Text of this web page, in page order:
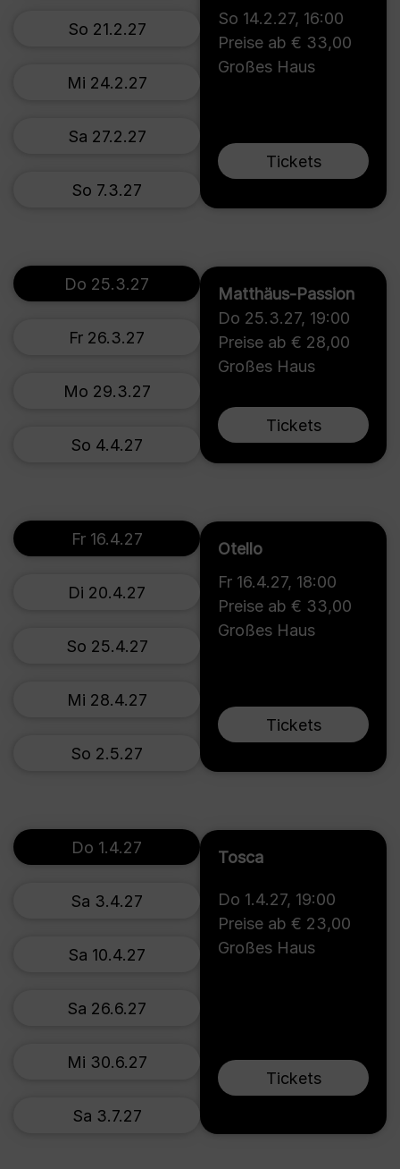
So 14.2.27, 16:00
Preise ab € 33,00
Großes Haus
Tickets
So 21.2.27
Mi 24.2.27
Sa 27.2.27
So 7.3.27
Matthäus-Passion
Do 25.3.27, 19:00
Preise ab € 28,00
Großes Haus
Tickets
Do 25.3.27
Fr 26.3.27
Mo 29.3.27
So 4.4.27
Otello
Fr 16.4.27, 18:00
Preise ab € 33,00
Großes Haus
Tickets
Fr 16.4.27
Di 20.4.27
So 25.4.27
Mi 28.4.27
So 2.5.27
Tosca
Do 1.4.27, 19:00
Preise ab € 23,00
Großes Haus
Tickets
Do 1.4.27
Sa 3.4.27
Sa 10.4.27
Sa 26.6.27
Mi 30.6.27
Sa 3.7.27